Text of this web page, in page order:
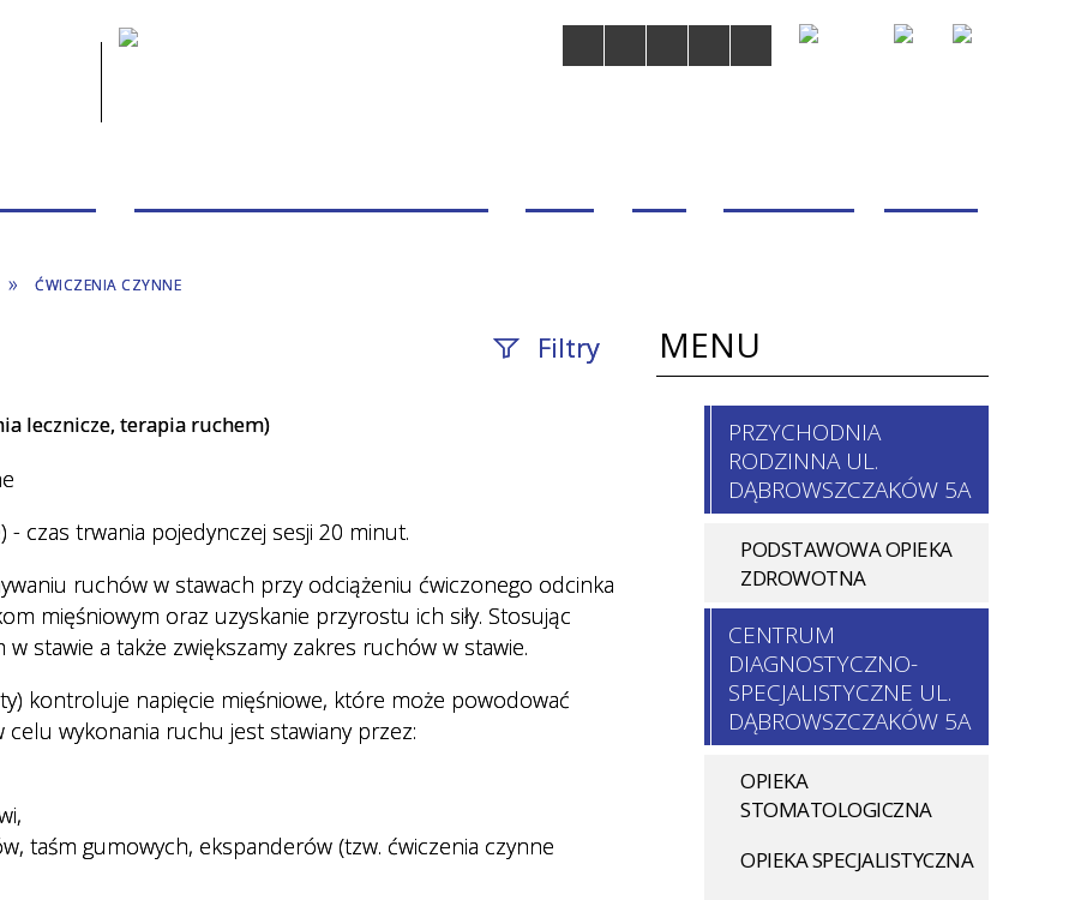
ĆWICZENIA CZYNNE
Filtry
Personel
lecznicze, terapia ruchem)
czas trwania pojedynczej sesji 20 minut.
ruchów w stawach przy odciążeniu ćwiczonego odcinka
mięśniowym oraz uzyskanie przyrostu ich siły. Stosując
stawie a także zwiększamy zakres ruchów w stawie.
kontroluje napięcie mięśniowe, które może powodować
wykonania ruchu jest stawiany przez:
taśm gumowych, ekspanderów (tzw. ćwiczenia czynne
MENU
PRZYCHODNIA
RODZINNA UL.
DĄBROWSZCZAKÓW 5A
PODSTAWOWA OPIEKA
ZDROWOTNA
CENTRUM
DIAGNOSTYCZNO-
SPECJALISTYCZNE UL.
DĄBROWSZCZAKÓW 5A
OPIEKA
STOMATOLOGICZNA
OPIEKA SPECJALISTYCZNA